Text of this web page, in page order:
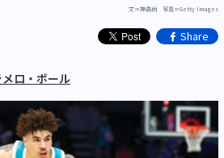
文＝神高尚 写真＝Getty Images
Share
ロ・ボール